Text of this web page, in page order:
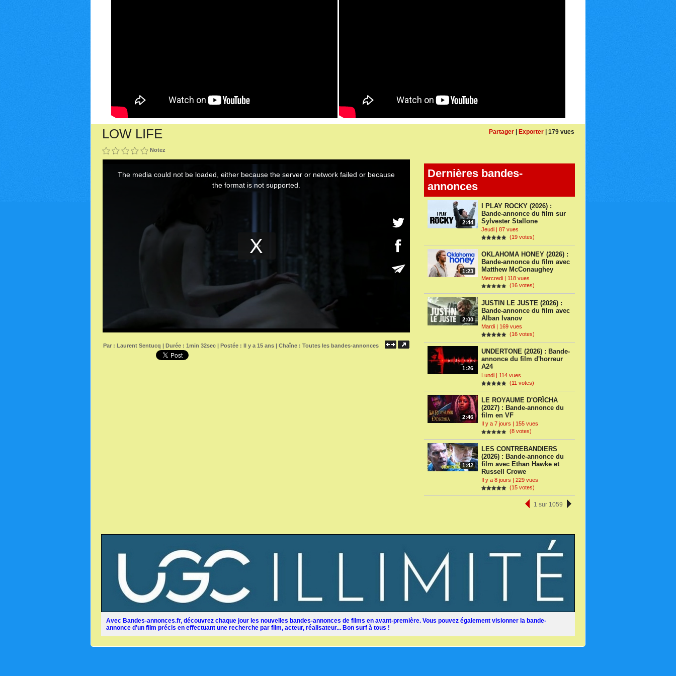
Partager | Exporter | 179 vues
LOW LIFE
Notez
Dernières bandes-
annonces
2:44
I PLAY ROCKY (2026) :
Bande-annonce du film sur
Sylvester Stallone
Jeudi | 87 vues
(19 votes)
1:23
OKLAHOMA HONEY (2026) :
Bande-annonce du film avec
Matthew McConaughey
Mercredi | 118 vues
(16 votes)
2:00
JUSTIN LE JUSTE (2026) :
Bande-annonce du film avec
Alban Ivanov
Mardi | 169 vues
(16 votes)
1:26
UNDERTONE (2026) : Bande-
annonce du film d'horreur
A24
Lundi | 114 vues
(11 votes)
2:46
LE ROYAUME D'ORÏCHA
(2027) : Bande-annonce du
film en VF
Il y a 7 jours | 155 vues
(8 votes)
1:42
LES CONTREBANDIERS
(2026) : Bande-annonce du
film avec Ethan Hawke et
Russell Crowe
Il y a 8 jours | 229 vues
(15 votes)
1 sur 1059
Par : Laurent Sentucq | Durée : 1min 32sec | Postée : Il y a 15 ans | Chaîne : Toutes les bandes-annonces
Avec Bandes-annonces.fr, découvrez chaque jour les nouvelles bandes-annonces de films en avant-première. Vous pouvez également visionner la bande-
annonce d'un film précis en effectuant une recherche par film, acteur, réalisateur... Bon surf à tous !